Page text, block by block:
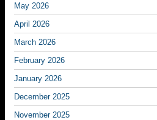
May 2026
April 2026
March 2026
February 2026
January 2026
December 2025
November 2025